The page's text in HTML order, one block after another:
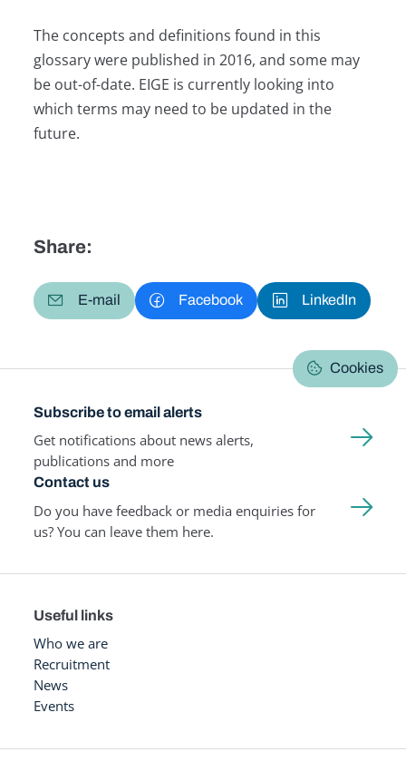
The concepts and definitions found in this
glossary were published in 2016, and some may
be out-of-date. EIGE is currently looking into
which terms may need to be updated in the
future.
Share:
E-mail Facebook LinkedIn
Cookies
Subscribe to email alerts
Get notifications about news alerts,
publications and more
Contact us
Do you have feedback or media enquiries for
us? You can leave them here.
Useful links
Who we are
Recruitment
News
Events